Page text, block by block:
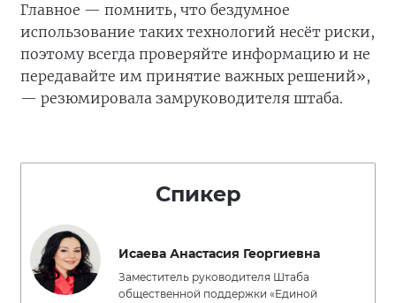
Главное — помнить, что бездумное
использование таких технологий несёт риски,
поэтому всегда проверяйте информацию и не
передавайте им принятие важных решений»,
— резюмировала замруководителя штаба.
Спикер
Исаева Анастасия Георгиевна
Заместитель руководителя Штаба
общественной поддержки «Единой